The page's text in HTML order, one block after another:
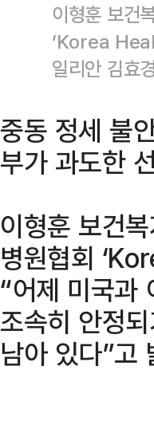
이형훈 보건
‘Korea
일리안 김효
중동 정세 불
부가 과도한
이형훈 보건
병원협회
“어제 미국과
조속히 안정
남아 있다”고